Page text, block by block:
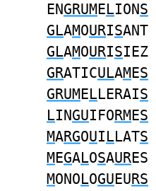
ENGRUMELIONS
GLAMOURISANT
GLAMOURISIEZ
GRATICULAMES
GRUMELLERAIS
LINGUIFORMES
MARGOUILLATS
MEGALOSAURES
MONOLOGUEURS